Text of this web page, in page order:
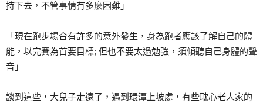
持下去，不管事情有多麼困難」
「現在跑步場合有許多的意外發生，身為跑者應該了解自己的體
能，以完賽為首要目標; 但也不要太過勉強，須傾聽自己身體的聲
音」
談到這些，大兒子走遠了，遇到環潭上坡處，有些耽心老人家的